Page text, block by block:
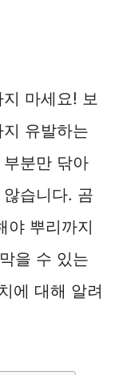
마세요! 보
유발하는
분만 닦아
습니다. 곰
야 뿌리까지
을 수 있는
에 대해 알려